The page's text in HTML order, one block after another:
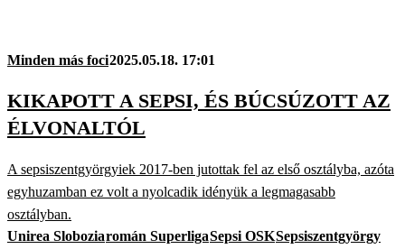
Minden más foci2025.05.18. 17:01
KIKAPOTT A SEPSI, ÉS BÚCSÚZOTT AZ
ÉLVONALTÓL
A sepsiszentgyörgyiek 2017-ben jutottak fel az első osztályba, azóta
egyhuzamban ez volt a nyolcadik idényük a legmagasabb
osztályban.
Unirea Sloboziaromán SuperligaSepsi OSKSepsiszentgyörgy